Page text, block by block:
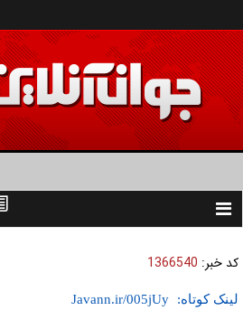
Toggle
کد خبر: 1366540
لینک کوتاه: